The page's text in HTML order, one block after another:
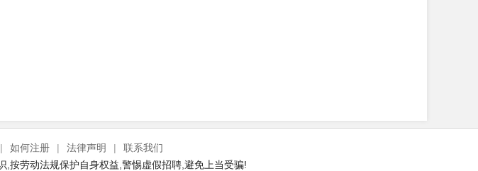
| 如何注册 | 法律声明 |
联系我们
按劳动法规保护自身权益,警惕虚假招聘,避免上当受骗!